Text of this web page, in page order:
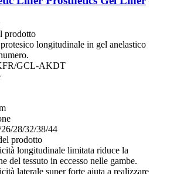
prodotto
longitudinale in gel anelastico
GCL-AKDT
28/32/38/44
prodotto
longitudinale limitata riduce la
del tessuto in eccesso nelle gambe.
laterale super forte aiuta a realizzare